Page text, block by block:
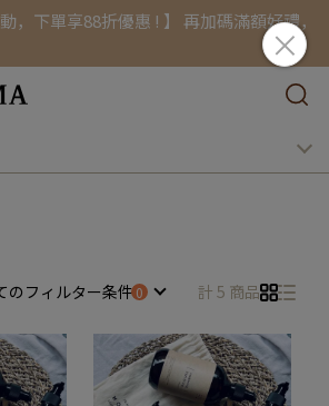
，下單享88折優惠 ! 】 再加碼滿額好禮，
のフィルター条件 計 5 商品